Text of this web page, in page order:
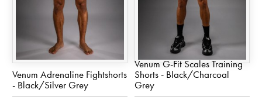
Venum Adrenaline Fightshorts
- Black/Silver Grey
Venum G-Fit Scales Training
Shorts - Black/Charcoal
Grey